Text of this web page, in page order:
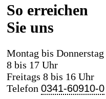
So erreichen
Sie uns
Montag bis Donnerstag
8 bis 17 Uhr
Freitags 8 bis 16 Uhr
Telefon 0341-60910-0